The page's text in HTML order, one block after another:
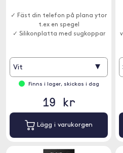
✓ Fäst din telefon på plana ytor
t.ex en spegel
✓ Silikonplatta med sugkoppar
Vit ▾
Finns i lager, skickas i dag
19 kr
Lägg i varukorgen